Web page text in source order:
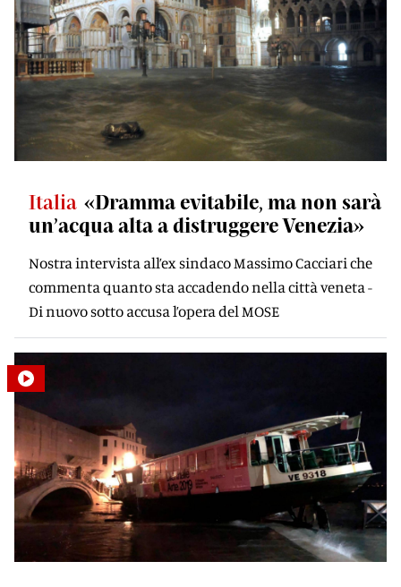
Italia «Dramma evitabile, ma non sarà
un’acqua alta a distruggere Venezia»
Nostra intervista all’ex sindaco Massimo Cacciari che
commenta quanto sta accadendo nella città veneta -
Di nuovo sotto accusa l’opera del MOSE